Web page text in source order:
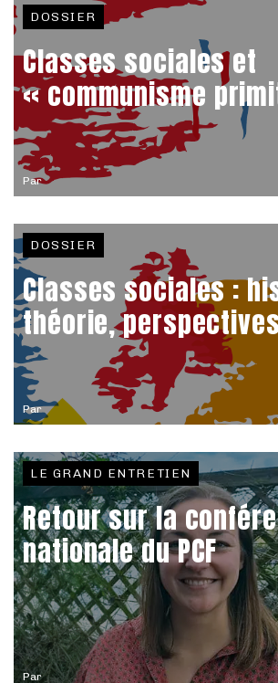
Par
DOSSIER
Classes sociales et
« communisme
Par
DOSSIER
Classes sociales :
théorie, perspectives
Par
LE GRAND ENTRETIEN
Retour sur la
nationale du PCF